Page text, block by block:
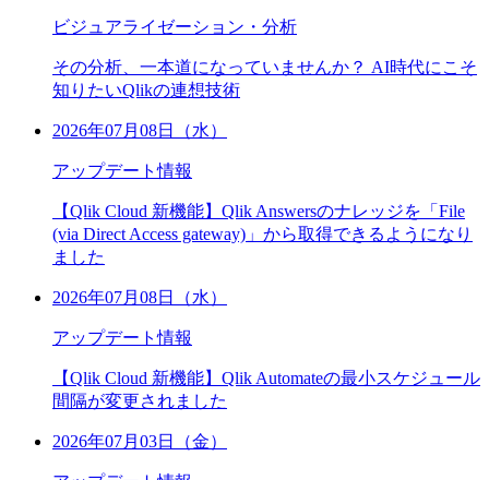
ビジュアライゼーション・分析
その分析、一本道になっていませんか？ AI時代にこそ
知りたいQlikの連想技術
2026年07月08日（水）
アップデート情報
【Qlik Cloud 新機能】Qlik Answersのナレッジを「File
(via Direct Access gateway)」から取得できるようになり
ました
2026年07月08日（水）
アップデート情報
【Qlik Cloud 新機能】Qlik Automateの最小スケジュール
間隔が変更されました
2026年07月03日（金）